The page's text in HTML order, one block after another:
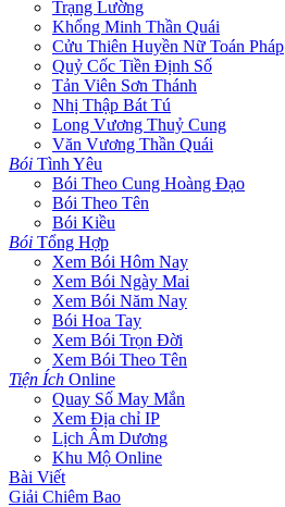
Trạng Lường
Khổng Minh Thần Quái
Cửu Thiên Huyền Nữ Toán Pháp
Quỷ Cốc Tiền Định Số
Tản Viên Sơn Thánh
Nhị Thập Bát Tú
Long Vương Thuỷ Cung
Văn Vương Thần Quái
Bói Tình Yêu
Bói Theo Cung Hoàng Đạo
Bói Theo Tên
Bói Kiều
Bói Tổng Hợp
Xem Bói Hôm Nay
Xem Bói Ngày Mai
Xem Bói Năm Nay
Bói Hoa Tay
Xem Bói Trọn Đời
Xem Bói Theo Tên
Tiện Ích Online
Quay Số May Mắn
Xem Địa chỉ IP
Lịch Âm Dương
Khu Mộ Online
Bài Viết
Giải Chiêm Bao